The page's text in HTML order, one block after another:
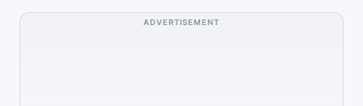
ADVERTISEMENT